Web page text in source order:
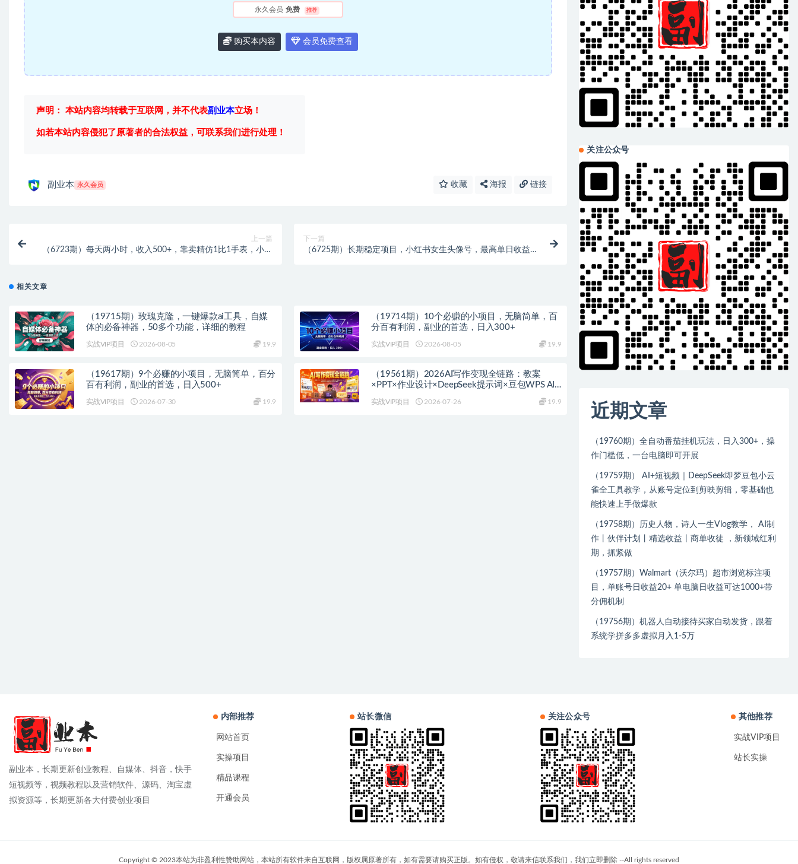
永久会员 免费 推荐
购买本内容 会员免费查看
声明： 本站内容均转载于互联网，并不代表副业本立场！
如若本站内容侵犯了原著者的合法权益，可联系我们进行处理！
副业本 永久会员 收藏 海报 链接
上一篇
（6723期）每天两小时，收入500+，靠卖精仿1比1手表，小白
下一篇
（6725期）长期稳定项目，小红书女生头像号，最高单日收益
相关文章
（19715期）玫瑰克隆，一键爆款ai工具，自媒
体的必备神器，50多个功能，详细的教程
实战VIP项目 2026-08-05 19.9
（19714期）10个必赚的小项目，无脑简单，百
分百有利润，副业的首选，日入300+
实战VIP项目 2026-08-05 19.9
（19617期）9个必赚的小项目，无脑简单，百分
百有利润，副业的首选，日入500+
实战VIP项目 2026-07-30 19.9
（19561期）2026AI写作变现全链路：教案
×PPT×作业设计×DeepSeek提示词×豆包WPS AI×
实战VIP项目 2026-07-26 19.9
关注公众号
近期文章
（19760期）全自动番茄挂机玩法，日入300+，操
作门槛低，一台电脑即可开展
（19759期） AI+短视频｜DeepSeek即梦豆包小云
雀全工具教学，从账号定位到剪映剪辑，零基础也
能快速上手做爆款
（19758期）历史人物，诗人一生Vlog教学， AI制
作丨伙伴计划丨精选收益丨商单收徒 ，新领域红利
期，抓紧做
（19757期）Walmart（沃尔玛）超市浏览标注项
目，单账号日收益20+ 单电脑日收益可达1000+带
分佣机制
（19756期）机器人自动接待买家自动发货，跟着
系统学拼多多虚拟月入1-5万
副业本，长期更新创业教程、自媒体、抖音，快手
短视频等，视频教程以及营销软件、源码、淘宝虚
拟资源等，长期更新各大付费创业项目
内部推荐
网站首页
实操项目
精品课程
开通会员
站长微信 关注公众号 其他推荐
实战VIP项目
站长实操
Copyright © 2023本站为非盈利性赞助网站，本站所有软件来自互联网，版权属原著所有，如有需要请购买正版。如有侵权，敬请来信联系我们，我们立即删除 --All rights reserved